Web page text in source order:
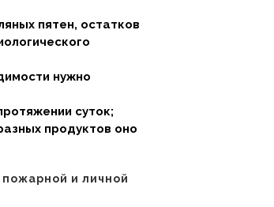
пятен, остатков
нужно
суток;
продуктов оно
и личной